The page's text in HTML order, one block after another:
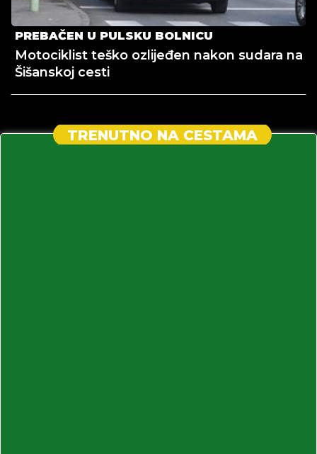
PREBAČEN U PULSKU BOLNICU
Motociklist teško ozlijeđen nakon sudara na
Šišanskoj cesti
TRENUTNO NA CESTAMA